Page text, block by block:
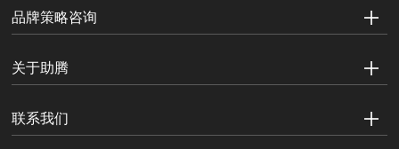
品牌策略咨询
关于助腾
联系我们